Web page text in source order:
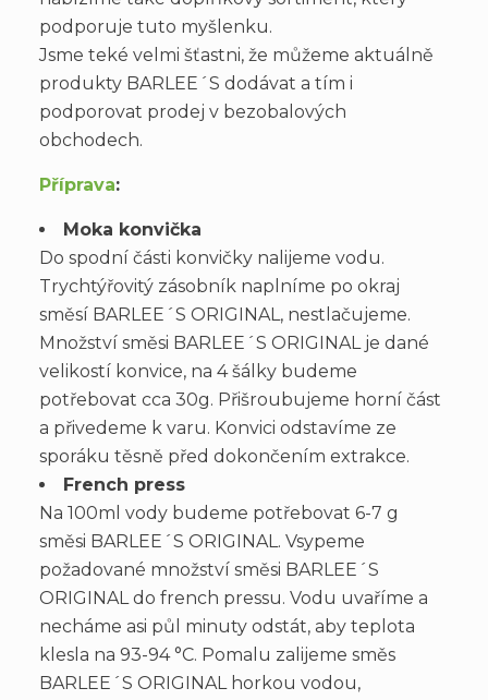
podporuje tuto myšlenku.
Jsme teké velmi šťastni, že můžeme aktuálně
produkty BARLEE´S dodávat a tím i
podporovat prodej v bezobalových
obchodech.
Příprava:
Moka konvička
Do spodní části konvičky nalijeme vodu.
Trychtýřovitý zásobník naplníme po okraj
směsí BARLEE´S ORIGINAL, nestlačujeme.
Množství směsi BARLEE´S ORIGINAL je dané
velikostí konvice, na 4 šálky budeme
potřebovat cca 30g. Přišroubujeme horní část
a přivedeme k varu. Konvici odstavíme ze
sporáku těsně před dokončením extrakce.
French press
Na 100ml vody budeme potřebovat 6-7 g
směsi BARLEE´S ORIGINAL. Vsypeme
požadované množství směsi BARLEE´S
ORIGINAL do french pressu. Vodu uvaříme a
necháme asi půl minuty odstát, aby teplota
klesla na 93-94 °C. Pomalu zalijeme směs
BARLEE´S ORIGINAL horkou vodou,